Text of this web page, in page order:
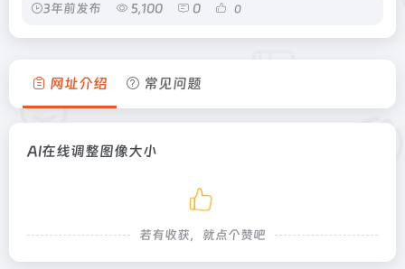
3年前发布 5,100 0 0
网址介绍 常见问题
AI在线调整图像大小
若有收获，就点个赞吧